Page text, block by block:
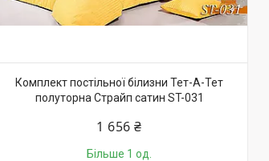
Комплект постільної білизни Тет-А-Тет
полуторна Страйп сатин ST-031
1 656 ₴
Більше 1 од.